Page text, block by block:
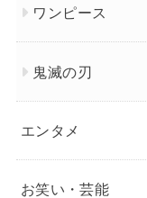
ワンピース
鬼滅の刃
エンタメ
お笑い・芸能